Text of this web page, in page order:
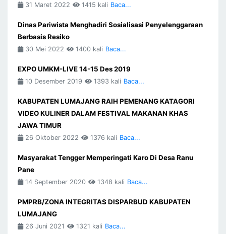
31 Maret 2022 1415 kali Baca...
Dinas Pariwista Menghadiri Sosialisasi Penyelenggaraan
Berbasis Resiko
30 Mei 2022 1400 kali Baca...
EXPO UMKM-LIVE 14-15 Des 2019
10 Desember 2019 1393 kali Baca...
KABUPATEN LUMAJANG RAIH PEMENANG KATAGORI
VIDEO KULINER DALAM FESTIVAL MAKANAN KHAS
JAWA TIMUR
26 Oktober 2022 1376 kali Baca...
Masyarakat Tengger Memperingati Karo Di Desa Ranu
Pane
14 September 2020 1348 kali Baca...
PMPRB/ZONA INTEGRITAS DISPARBUD KABUPATEN
LUMAJANG
26 Juni 2021 1321 kali Baca...